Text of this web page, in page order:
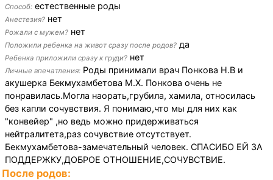
Способ: естественные роды
Анестезия? нет
Рожали с мужем? нет
Положили ребенка на живот сразу после родов? да
Ребенка приложили сразу к груди? нет
Личные впечатления: Роды принимали врач Понкова Н.В и
акушерка Бекмухамбетова М.Х. Понкова очень не
понравилась.Могла наорать,грубила, хамила, относилась
без капли сочувствия. Я понимаю,что мы для них как
"конвейер" ,но ведь можно придерживаться
нейтралитета,раз сочувствие отсутствует.
Бекмухамбетова-замечательный человек. СПАСИБО ЕЙ ЗА
ПОДДЕРЖКУ,ДОБРОЕ ОТНОШЕНИЕ,СОЧУВСТВИЕ.
После родов: